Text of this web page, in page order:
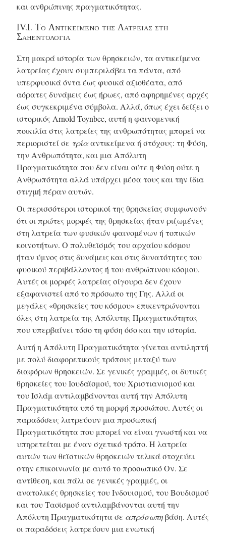
και ανθρώπινης πραγματικότητας.
IV.I. Το Αντικειμενο της Λατρειας στη
Σαηεντολογια
Στη μακρά ιστορία των θρησκειών, τα αντικείμενα
λατρείας έχουν συμπεριλάβει τα πάντα, από
υπερφυσικά όντα έως φυσικά αξιοθέατα, από
αόρατες δυνάμεις έως ήρωες, από αφηρημένες αρχές
έως συγκεκριμένα σύμβολα. Αλλά, όπως έχει δείξει ο
ιστορικός Arnold Toynbee, αυτή η φαινομενική
ποικιλία στις λατρείες της ανθρωπότητας μπορεί να
περιοριστεί σε τρίααντικείμενα ή στόχους: τη Φύση,
την Ανθρωπότητα, και μια Απόλυτη
Πραγματικότητα που δεν είναι ούτε η Φύση ούτε η
Ανθρωπότητα αλλά υπάρχει μέσα τους και την ίδια
στιγμή πέραν αυτών.
Οι περισσότεροι ιστορικοί της θρησκείας συμφωνούν
ότι οι πρώτες μορφές της θρησκείας ήταν ριζωμένες
στη λατρεία των φυσικών φαινομένων ή τοπικών
κοινοτήτων. Ο πολυθεϊσμός του αρχαίου κόσμου
ήταν ύμνος στις δυνάμεις και στις δυνατότητες του
φυσικού περιβάλλοντος ή του ανθρώπινου κόσμου.
Αυτές οι μορφές λατρείας σίγουρα δεν έχουν
εξαφανιστεί από το πρόσωπο της Γης. Αλλά οι
μεγάλες «θρησκείες του κόσμου» επικεντρώνονται
όλες στη λατρεία της Απόλυτης Πραγματικότητας
που υπερβαίνει τόσο τη φύση όσο και την ιστορία.
Αυτή η Απόλυτη Πραγματικότητα γίνεται αντιληπτή
με πολύ διαφορετικούς τρόπους μεταξύ των
διαφόρων θρησκειών. Σε γενικές γραμμές, οι δυτικές
θρησκείες του Ιουδαϊσμού, του Χριστιανισμού και
του Ισλάμ αντιλαμβάνονται αυτή την Απόλυτη
Πραγματικότητα υπό τη μορφή προσώπου. Αυτές οι
παραδόσεις λατρεύουν μια προσωπική
Πραγματικότητα που μπορεί να είναι γνωστή και να
υπηρετείται με έναν σχετικό τρόπο. Η λατρεία
αυτών των θεϊστικών θρησκειών τελικά στοχεύει
στην επικοινωνία με αυτό το προσωπικό Ον. Σε
αντίθεση, και πάλι σε γενικές γραμμές, οι
ανατολικές θρησκείες του Ινδουισμού, του Βουδισμού
και του Ταοϊσμού αντιλαμβάνονται αυτή την
Απόλυτη Πραγματικότητα σε απρόσωπηβάση. Αυτές
οι παραδόσεις λατρεύουν μια ενωτική